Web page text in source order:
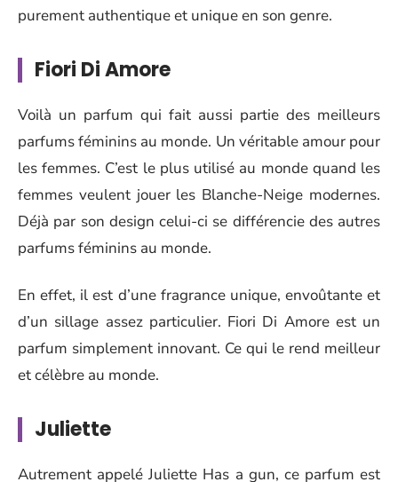
purement authentique et unique en son genre.
Fiori Di Amore
Voilà un parfum qui fait aussi partie des meilleurs
parfums féminins au monde. Un véritable amour pour
les femmes. C’est le plus utilisé au monde quand les
femmes veulent jouer les Blanche-Neige modernes.
Déjà par son design celui-ci se différencie des autres
parfums féminins au monde.
En effet, il est d’une fragrance unique, envoûtante et
d’un sillage assez particulier. Fiori Di Amore est un
parfum simplement innovant. Ce qui le rend meilleur
et célèbre au monde.
Juliette
Autrement appelé Juliette Has a gun, ce parfum est